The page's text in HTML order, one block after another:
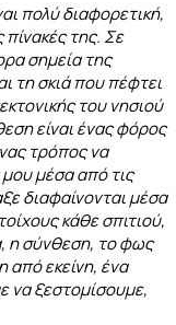
πολύ διαφορετική,
της. Σε
σημεία της
τη σκιά που πέφτει
του νησιού
είναι ένας φόρος
τρόπος να
μέσα από τις
διαφαίνονται μέσα
κάθε σπιτιού,
η σύνθεση, το φως
από εκείνη, ένα
να ξεστομίσουμε,